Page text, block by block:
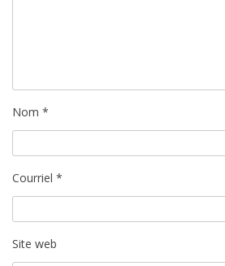
Nom *
Courriel *
Site web